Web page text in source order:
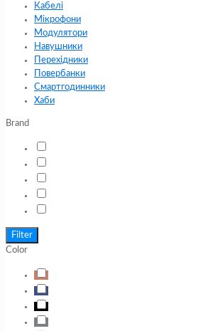
Кабелі
Мікрофони
Модулятори
Навушники
Перехідники
Повербанки
Смартгодинники
Хаби
Brand
Filter
Color